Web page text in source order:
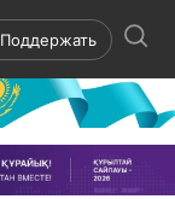
Поддержать